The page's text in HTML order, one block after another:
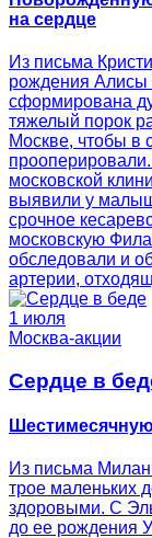
на сердце
Из письма
рождения Алисы
сформирована
тяжелый порок
Москве, чтобы в
московской
выявили у
срочное
московскую
обследовали и
артерии,
1 июля
Москва-акции
Сердце в
Из письма
трое маленьких
здоровыми. С
до ее рождения